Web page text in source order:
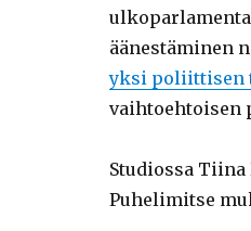
äänestäminen
yksi poliittisen
vaihtoehtoisen
Studiossa Tiina
Puhelimitse